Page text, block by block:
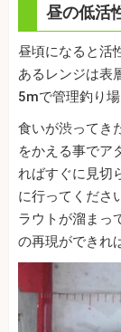
昼の低活
昼頃になると活
あるレンジは表
5mで管理釣り
食いが渋ってき
をかえる事でア
ればすぐに見切
に行ってくださ
ラウトが溜まっ
の再現ができれ